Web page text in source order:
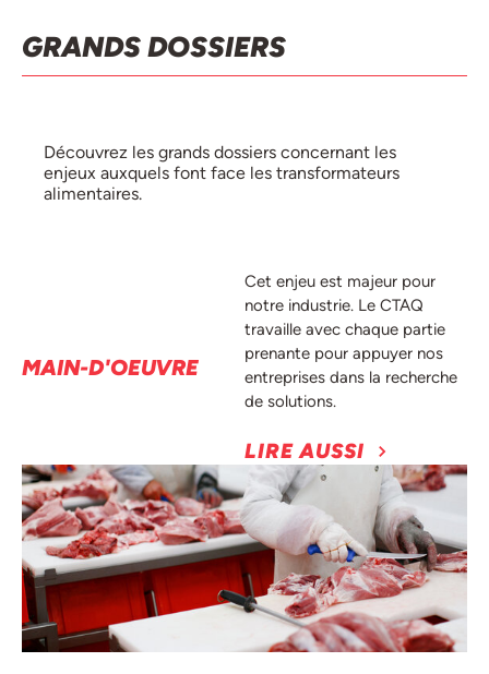
GRANDS DOSSIERS
Découvrez les grands dossiers concernant les
enjeux auxquels font face les transformateurs
alimentaires.
MAIN-D'OEUVRE
Cet enjeu est majeur pour
notre industrie. Le CTAQ
travaille avec chaque partie
prenante pour appuyer nos
entreprises dans la recherche
de solutions.
LIRE AUSSI